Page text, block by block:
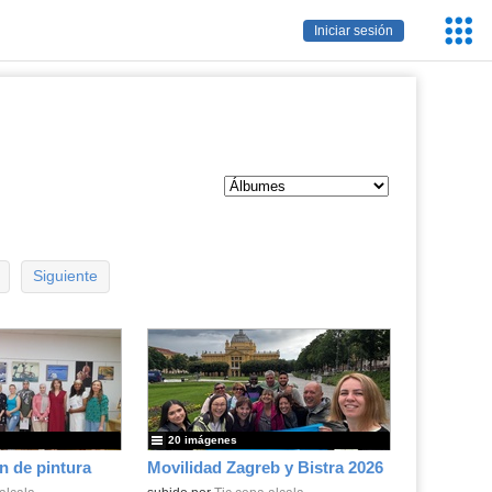
Iniciar sesión
Siguiente
de pintura Movilidad Zagreb y Bistra 2026
20 imágenes